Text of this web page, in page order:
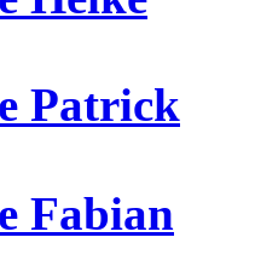
Patrick
Fabian